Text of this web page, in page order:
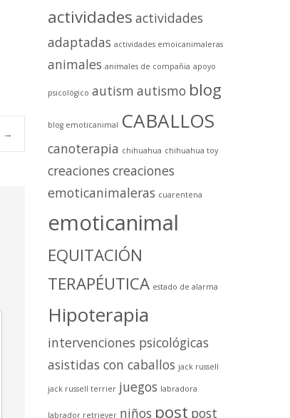
→
actividades actividades
adaptadas actividades emoicanimaleras
animales animales de compañia apoyo
psicológico autism autismo blog
blog emoticanimal CABALLOS
canoterapia chihuahua chihuahua toy
creaciones creaciones
emoticanimaleras cuarentena
emoticanimal
EQUITACIÓN
TERAPÉUTICA estado de alarma
Hipoterapia
intervenciones psicológicas
asistidas con caballos jack russell
jack russell terrier juegos labradora
labrador retriever niños post post